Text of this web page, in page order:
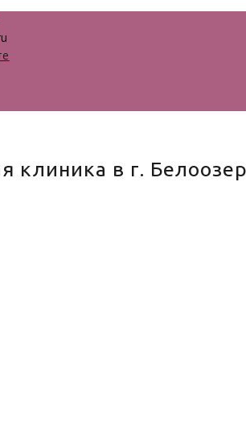
клиника в г.